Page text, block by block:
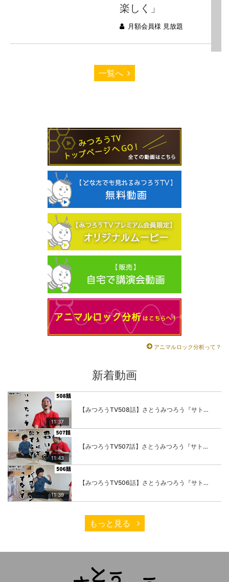
楽しく」
月額会員様 見放題
一覧へ
アニマルロック分析って？
新着動画
11:37
【みつろうTV508話】さとうみつろう『サトレル男塾』編④「“毎日”が変わります。楽しく」
11:43
【みつろうTV507話】さとうみつろう『サトレル男塾』編③「快楽は“自分のカラダの内側”にしかない」
11:39
【みつろうTV506話】さとうみつろう『サトレル男塾』編②「不思議な棒をお尻に…」
もっと見る